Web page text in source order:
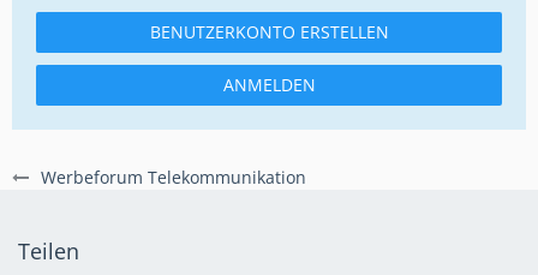
Werbeforum Telekommunikation
BENUTZERKONTO ERSTELLEN
ANMELDEN
Teilen